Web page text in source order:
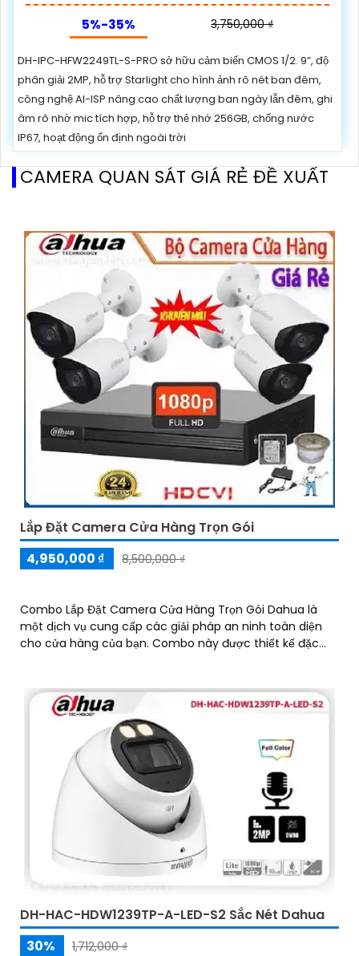
5%-35% 3,750,000 ₫
DH-IPC-HFW2249TL-S-PRO sở hữu cảm biến CMOS 1/2. 9”, độ
phân giải 2MP, hỗ trợ Starlight cho hình ảnh rõ nét ban đêm,
công nghệ AI-ISP nâng cao chất lượng ban ngày lẫn đêm, ghi
âm rõ nhờ mic tích hợp, hỗ trợ thẻ nhớ 256GB, chống nước
IP67, hoạt động ổn định ngoài trời
CAMERA QUAN SÁT GIÁ RẺ ĐỀ XUẤT
Lắp Đặt Camera Cửa Hàng Trọn Gói
4,950,000 ₫
8,500,000 ₫
Combo Lắp Đặt Camera Cửa Hàng Trọn Gói Dahua là
một dịch vụ cung cấp các giải pháp an ninh toàn diện
cho cửa hàng của bạn. Combo này được thiết kế đặc
DH-HAC-HDW1239TP-A-LED-S2 Sắc Nét Dahua
30%
1,712,000 ₫